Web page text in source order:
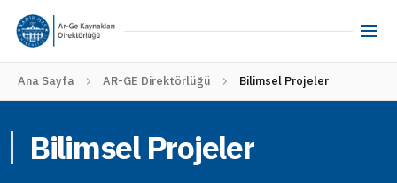
Ana Sayfa AR-GE Direktörlüğü Bilimsel Projeler
Bilimsel Projeler